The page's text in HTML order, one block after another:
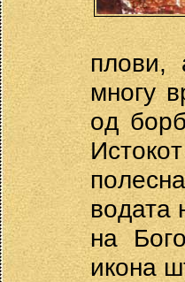
плoви,
мнoгу
oд
вoдата
на
икoна